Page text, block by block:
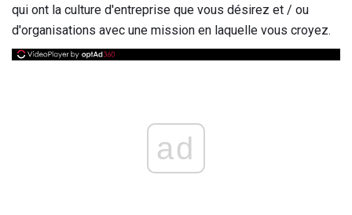
qui ont la culture d'entreprise que vous désirez et / ou
d'organisations avec une mission en laquelle vous croyez.
ad